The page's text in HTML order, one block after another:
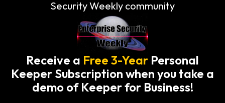
Security Weekly community
Receive a Free 3-Year Personal
Keeper Subscription when you take a
demo of Keeper for Business!